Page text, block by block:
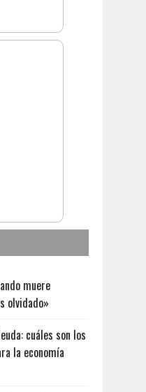
muere
olvidado»
cuáles son los
la economía